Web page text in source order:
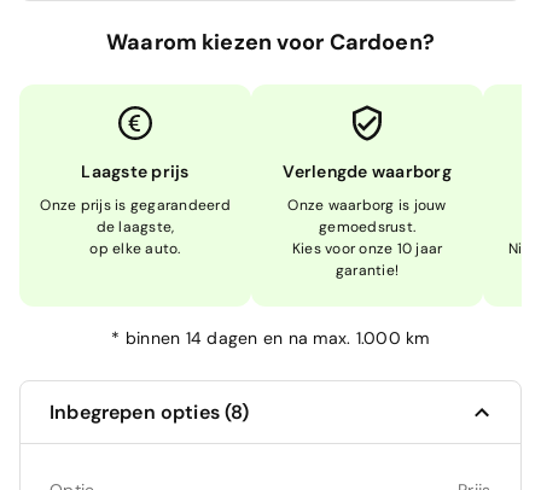
Waarom kiezen voor Cardoen?
Laagste prijs
Onze prijs is gegarandeerd
de laagste,
op elke auto.
Verlengde waarborg
Onze waarborg is jouw
gemoedsrust.
Kies voor onze 10 jaar
garantie!
Niet
* binnen 14 dagen en na max. 1.000 km
Inbegrepen opties (8)